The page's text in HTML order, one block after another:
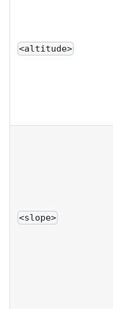
<altitude>
<slope>